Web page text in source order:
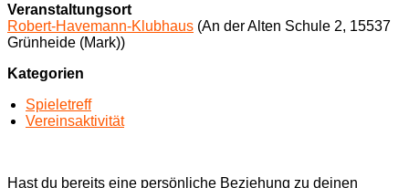
Veranstaltungsort
Robert-Havemann-Klubhaus (An der Alten Schule 2, 15537
Grünheide (Mark))
Kategorien
Spieletreff
Vereinsaktivität
Hast du bereits eine persönliche Beziehung zu deinen